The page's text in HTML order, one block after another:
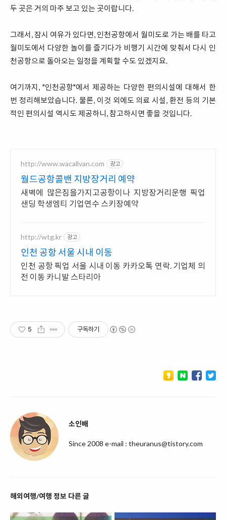
두 곳은 거의 마주 보고 있는 곳이랍니다.
그래서, 잠시 여유가 있다면, 인천공항에서 월미도로 가는 배를 타고
월미도에서 다양한 놀이를 즐기다가 비행기 시간에 맞춰서 다시 인
천공항으로 돌아오는 일정을 계획할 수도 있겠지요.
여기까지, "인천공항"에서 제공하는 다양한 편의시설에 대해서 한
번 정리해보았습니다. 물론, 이것 외에도 의료 시설, 환전 등의 기본
적인 편의시설 역시도 제공하니, 참고하시면 좋을 것입니다.
http://www.wacallvan.com 광고
월드공항콜밴 지방장거리 예약
새벽에 많은짐을가지고공항이나 지방장거리운행 픽업
샌딩 학생엠티 기업연수 스키장예약
http://wtg.kr 광고
인천 공항 서울 시내 이동
인천 공항 픽업 서울 시내 이동 카카오톡 연락. 기업체 의
전 이동 카니발 스타리아
5 구독하기
소인배
Since 2008 e-mail : theuranus@tistory.com
해외여행/여행 정보 다른 글